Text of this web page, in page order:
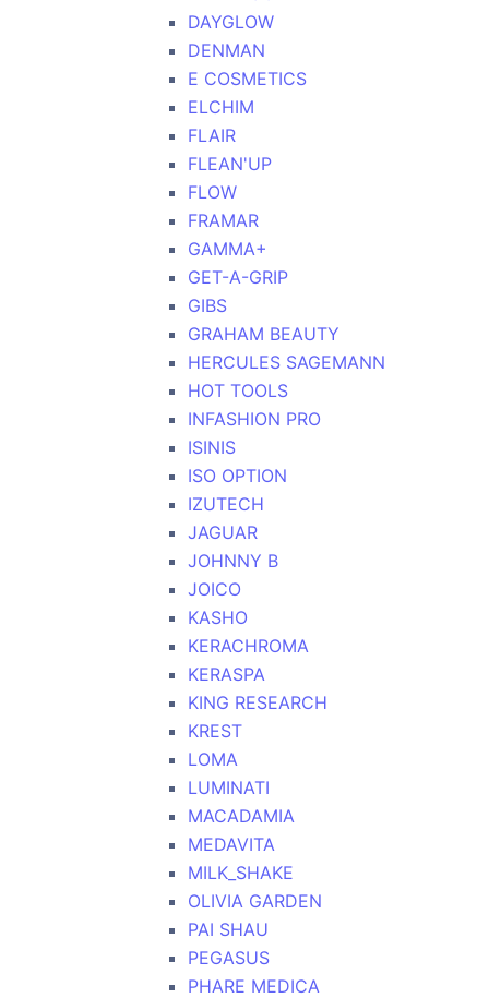
DAYGLOW
DENMAN
E COSMETICS
ELCHIM
FLAIR
FLEAN'UP
FLOW
FRAMAR
GAMMA+
GET-A-GRIP
GIBS
GRAHAM BEAUTY
HERCULES SAGEMANN
HOT TOOLS
INFASHION PRO
ISINIS
ISO OPTION
IZUTECH
JAGUAR
JOHNNY B
JOICO
KASHO
KERACHROMA
KERASPA
KING RESEARCH
KREST
LOMA
LUMINATI
MACADAMIA
MEDAVITA
MILK_SHAKE
OLIVIA GARDEN
PAI SHAU
PEGASUS
PHARE MEDICA